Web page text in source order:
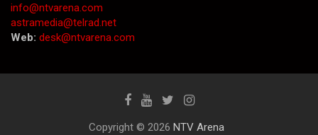
info@ntvarena.com
astramedia@telrad.net
Web: desk@ntvarena.com
Copyright © 2026 NTV Arena